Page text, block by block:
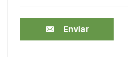
Enviar